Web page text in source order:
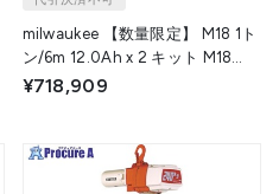
milwaukee 【数量限定】 M18 1ト
ン/6m 12.0Ah x 2 キット M18
BLCHTO-122 LR JP 1個 ▼703-
¥718,909